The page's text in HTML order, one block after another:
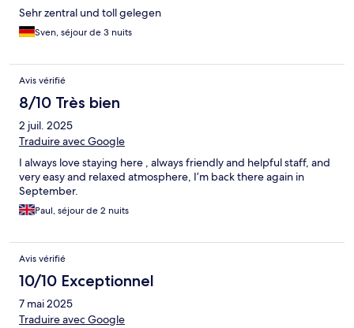
Sehr zentral und toll gelegen
Sven, séjour de 3 nuits
Avis vérifié
8/10 Très bien
2 juil. 2025
Traduire avec Google
I always love staying here , always friendly and helpful staff, and
very easy and relaxed atmosphere, I’m back there again in
September.
Paul, séjour de 2 nuits
Avis vérifié
10/10 Exceptionnel
7 mai 2025
Traduire avec Google